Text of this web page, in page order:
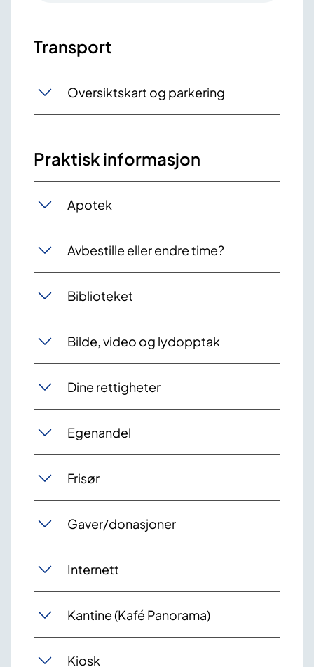
Transport
Oversiktskart og parkering
Praktisk informasjon
Apotek
Avbestille eller endre time?
Biblioteket
Bilde, video og lydopptak
Dine rettigheter
Egenandel
Frisør
Gaver/donasjoner
Internett
Kantine (Kafé Panorama)
Kiosk